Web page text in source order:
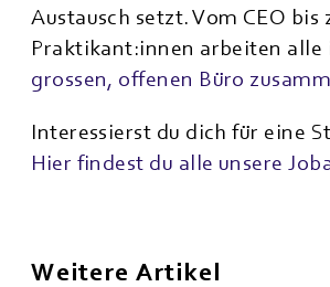
Austausch setzt. Vom CEO bis
Praktikant:innen arbeiten alle
grossen, offenen Büro
Interessierst du dich für eine
Hier findest du alle unsere
Weitere Artikel